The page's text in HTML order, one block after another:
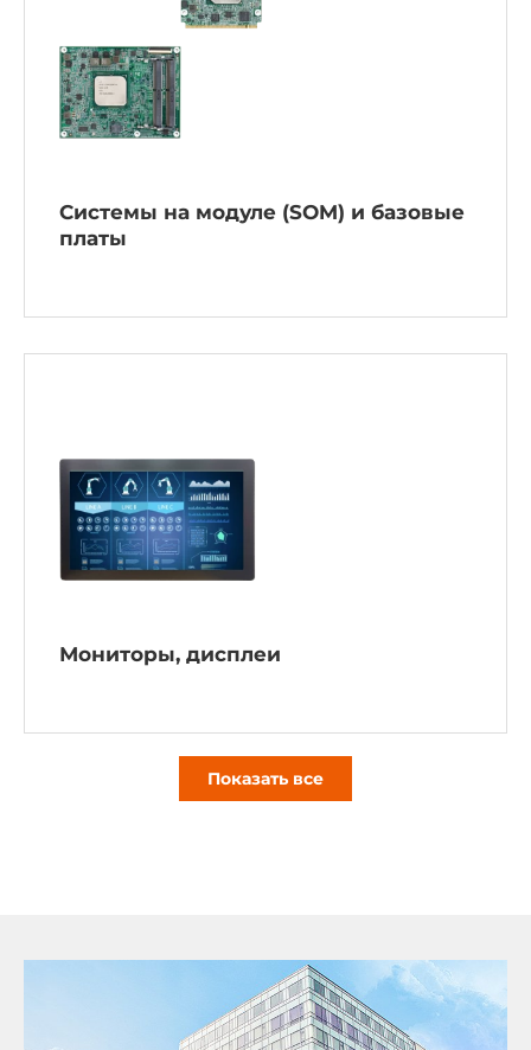
Системы на модуле (SOM) и базовые
платы
Мониторы, дисплеи
Показать все